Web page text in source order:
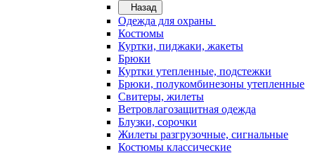
Назад
Одежда для охраны
Костюмы
Куртки, пиджаки, жакеты
Брюки
Куртки утепленные, подстежки
Брюки, полукомбинезоны утепленные
Свитеры, жилеты
Ветровлагозащитная одежда
Блузки, сорочки
Жилеты разгрузочные, сигнальные
Костюмы классические